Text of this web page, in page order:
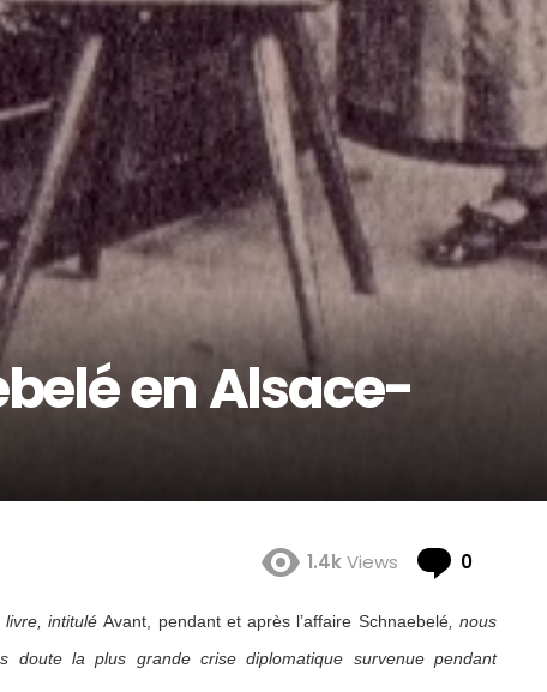
en Alsace-
1.4kViews 0
livre, intituléAvant, pendant et après l’affaire Schnaebelé, nous
doute la plus grande crise diplomatique survenue pendant